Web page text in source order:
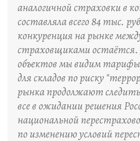
аналогичной страховки в
составляла всего 84 тыс.
конкуренция на рынке
страховщиками
объектов мы видим тарифы
для складов по риску
рынка продолжают
все в ожидании решения
национальной
по изменению условий